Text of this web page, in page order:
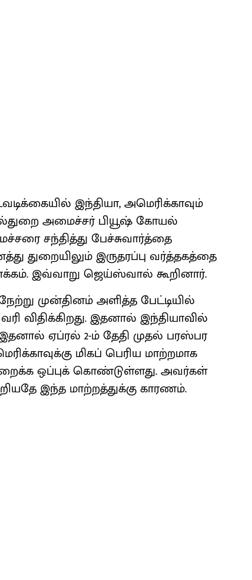
இந்தியா, அமெரிக்காவும்
அமைச்சர் பியூஷ் கோயல்
சந்தித்து பேச்சுவார்த்தை
துறையிலும் இருதரப்பு வர்த்தகத்தை
இவ்வாறு ஜெய்ஸ்வால் கூறினார்.
முன்தினம் அளித்த பேட்டியில்
விதிக்கிறது. இதனால் இந்தியாவில்
ஏப்ரல் 2-ம் தேதி முதல் பரஸ்பர
மிகப் பெரிய மாற்றமாக
ஒப்புக் கொண்டுள்ளது. அவர்கள்
இந்த மாற்றத்துக்கு காரணம்.